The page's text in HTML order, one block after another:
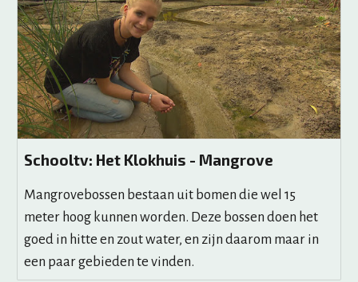
Schooltv: Het Klokhuis - Mangrove
Mangrovebossen bestaan uit bomen die wel 15
meter hoog kunnen worden. Deze bossen doen het
goed in hitte en zout water, en zijn daarom maar in
een paar gebieden te vinden.